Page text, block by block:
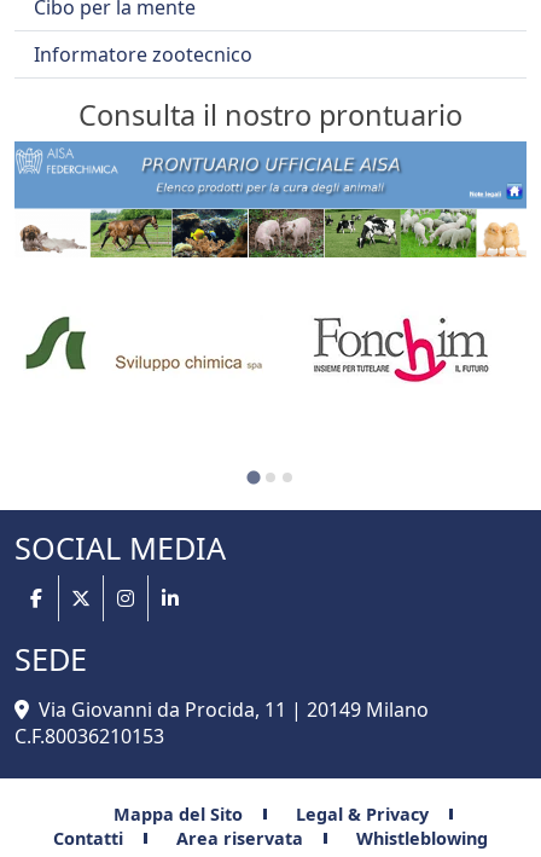
Cibo per la mente
Informatore zootecnico
Consulta il nostro prontuario
SOCIAL MEDIA
SEDE
Via Giovanni da Procida, 11 | 20149 Milano
C.F.80036210153
Mappa del Sito
Legal & Privacy
Contatti
Area riservata Whistleblowing